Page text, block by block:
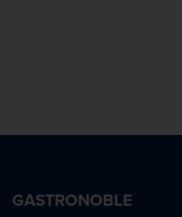
GASTRONOBLE